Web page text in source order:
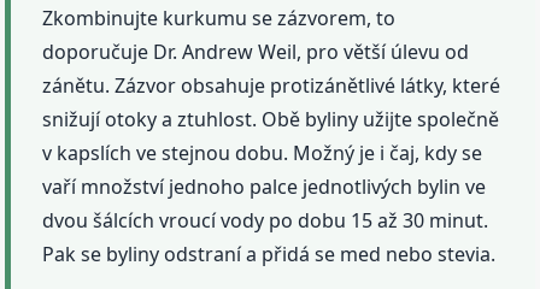
Zkombinujte kurkumu se zázvorem, to
doporučuje Dr. Andrew Weil, pro větší úlevu od
zánětu. Zázvor obsahuje protizánětlivé látky, které
snižují otoky a ztuhlost. Obě byliny užijte společně
v kapslích ve stejnou dobu. Možný je i čaj, kdy se
vaří množství jednoho palce jednotlivých bylin ve
dvou šálcích vroucí vody po dobu 15 až 30 minut.
Pak se byliny odstraní a přidá se med nebo stevia.